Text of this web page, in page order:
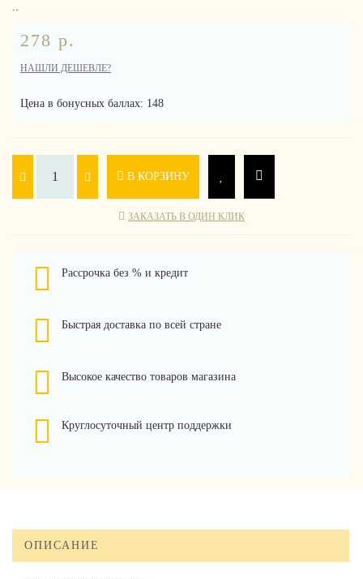
..
278 р.
НАШЛИ ДЕШЕВЛЕ?
Цена в бонусных баллах: 148
В КОРЗИНУ
ЗАКАЗАТЬ В ОДИН КЛИК
Рассрочка без % и кредит
Быстрая доставка по всей стране
Высокое качество товаров магазина
Круглосуточный центр поддержки
ОПИСАНИЕ